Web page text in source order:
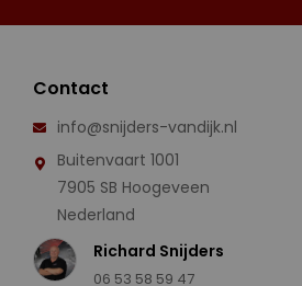
Contact
info@snijders-vandijk.nl
Buitenvaart 1001
7905 SB Hoogeveen
Nederland
Richard Snijders
06 53 58 59 47